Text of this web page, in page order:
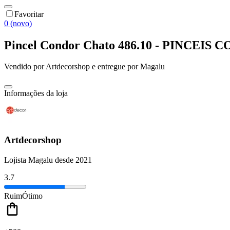
Favoritar
0 (novo)
Pincel Condor Chato 486.10 - PINCEIS
Vendido porArtdecorshop e entregue por Magalu
Informações da loja
Artdecorshop
Lojista Magalu desde 2021
3.7
RuimÓtimo